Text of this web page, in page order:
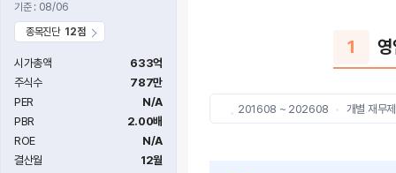
기준 : 08/06
종목진단 12점
시가총액
633억
주식수
787만
PER
N/A
PBR
2.00배
ROE
N/A
결산월
12월
안전한 기업인지를 확인하고 현재 시
1
201608 ~ 202608 개별 재무